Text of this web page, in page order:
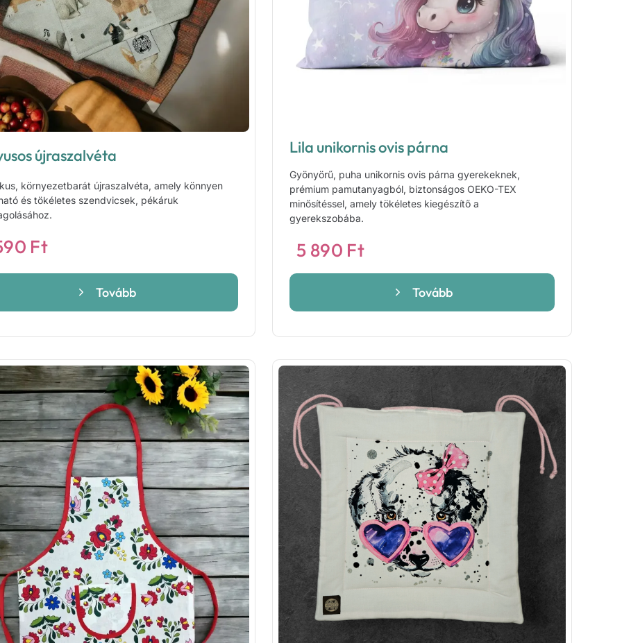
újraszalvéta
környezetbarát újraszalvéta, amely könnyen
és tökéletes szendvicsek, pékáruk
Ft
Tovább
Lila unikornis ovis párna
Gyönyörű, puha unikornis ovis párna gyerekeknek,
prémium pamutanyagból, biztonságos OEKO-TEX
minősítéssel, amely tökéletes kiegészítő a
gyerekszobába.
5 890 Ft
Tovább